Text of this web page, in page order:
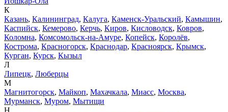
К
Казань, Калининград, Калуга, Каменск-Уральский, Камышин,
Каспийск, Кемерово, Керчь, Киров, Кисловодск, Ковров,
Коломна, Комсомольск-на-Амуре, Копейск, Королёв,
Кострома, Красногорск, Краснодар, Красноярск, Крымск,
Курган, Курск, Кызыл
Л
Липецк, Люберцы
М
Магнитогорск, Майкоп, Махачкала, Миасс, Москва,
Мурманск, Муром, Мытищи